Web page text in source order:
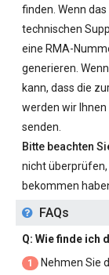
finden. Wenn
technischen
eine RMA-
generieren.
kann, dass die
werden wir
senden.
Bitte beachten
nicht
bekommen
FAQs
Q: Wie finde ich
1
Nehmen Sie